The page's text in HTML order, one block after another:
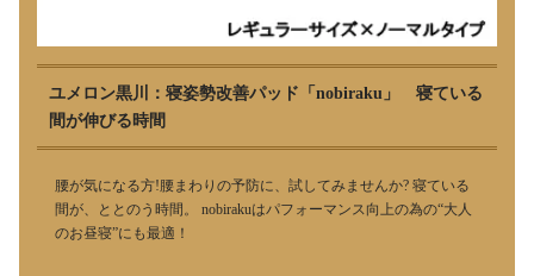
ユメロン黒川：寝姿勢改善パッド「nobiraku」 寝ている
間が伸びる時間
腰が気になる方!腰まわりの予防に、試してみませんか? 寝ている
間が、ととのう時間。 nobirakuはパフォーマンス向上の為の“大人
のお昼寝”にも最適！